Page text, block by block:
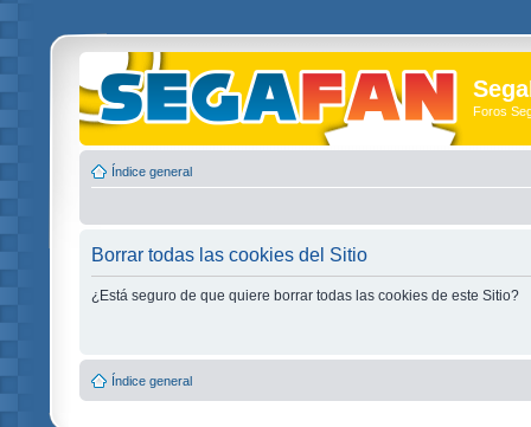
Foros
Índice general
Borrar todas las cookies del Sitio
¿Está seguro de que quiere borrar todas las cookies de este Sitio?
Índice general